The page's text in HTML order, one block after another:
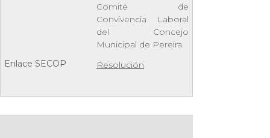
Comité de
Convivencia Laboral
del Concejo
Municipal de Pereira
Resolución